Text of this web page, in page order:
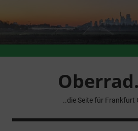
Inhalt
springen
..die Seite für Frankfurt